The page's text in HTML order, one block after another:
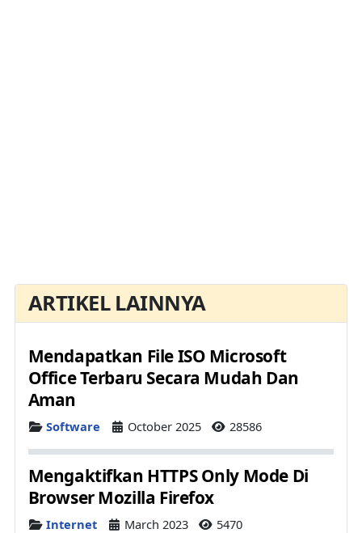
ARTIKEL LAINNYA
Mendapatkan File ISO Microsoft
Office Terbaru Secara Mudah Dan
Aman
Details
Software October 2025 28586
Mengaktifkan HTTPS Only Mode Di
Browser Mozilla Firefox
Details
Internet March 2023 5470